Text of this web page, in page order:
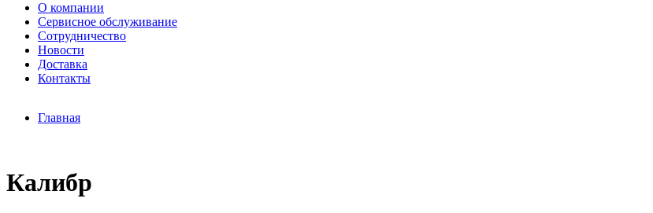
О компании
Сервисное обслуживание
Сотрудничество
Новости
Доставка
Контакты
Главная
Калибр